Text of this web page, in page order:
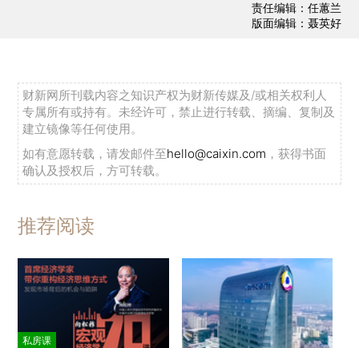
责任编辑：任蕙兰
版面编辑：聂英好
财新网所刊载内容之知识产权为财新传媒及/或相关权利人
专属所有或持有。未经许可，禁止进行转载、摘编、复制及
建立镜像等任何使用。
如有意愿转载，请发邮件至hello@caixin.com ，获得书面
确认及授权后，方可转载。
推荐阅读
私房课